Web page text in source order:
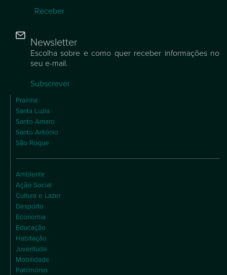
Receber
Newsletter
Escolha sobre e como quer receber informações no
seu e-mail.
Subscrever
Praínha
Santa Luzia
Santo Amaro
Santo António
São Roque
Ambiente
Ação Social
Cultura e Lazer
Desporto
Economia
Educação
Habitação
Juventude
Mobilidade
Património